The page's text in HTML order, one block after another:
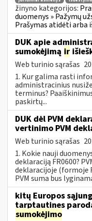
žinyno kategorijos:
duomenys » Pažymų
Prašymas atidėti
DUK apie
sumokėjimą ir
Web turinio sąrašas
1. Kur galima rasti
administracinius
terminus?
paskirtų...
DUK dėl PVM
vertinimo PVM
Web turinio sąrašas
1. Kokie nauji
deklaraciją FR0600?
deklaracijoje (formoje
PVM suma bus
kitų Europos
tarptautines
sumokėjimo